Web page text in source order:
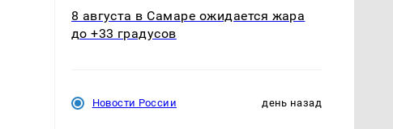
8 августа в Самаре ожидается жара
до +33 градусов
Новости России день назад